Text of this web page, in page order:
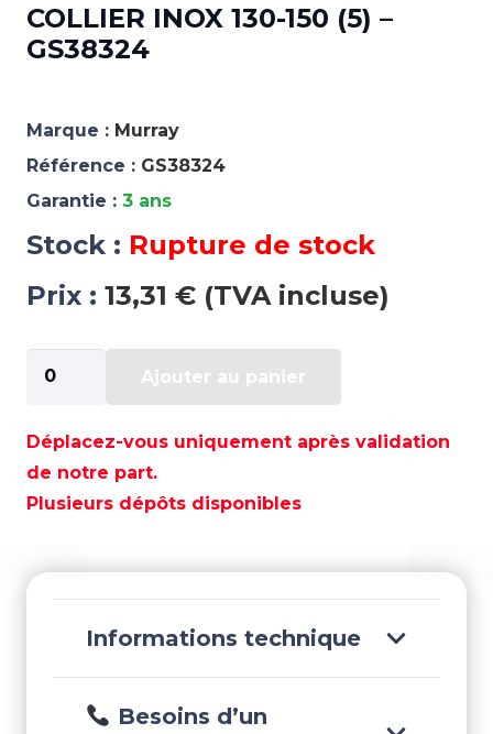
COLLIER INOX 130-150 (5) –
GS38324
Marque : Murray
Référence : GS38324
Garantie : 3 ans
Stock : Rupture de stock
Prix : 13,31 € (TVA incluse)
de
INOX
130-
150
GS38324
Ajouter au panier
Déplacez-vous uniquement après validation
de notre part.
Plusieurs dépôts disponibles
Informations technique
Besoins d’un